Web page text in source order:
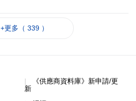
+更多（ 339 ）
《供應商資料庫》新申請/更
新